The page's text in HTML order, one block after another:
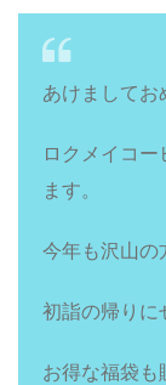
あけましてお
ロクメイコ
ます。
今年も沢山の
初詣の帰りに
お得な福袋も